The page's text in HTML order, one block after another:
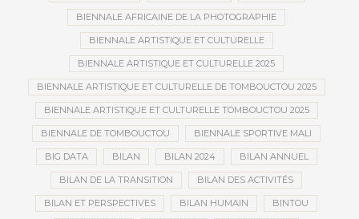
BIENNALE AFRICAINE DE LA PHOTOGRAPHIE
BIENNALE ARTISTIQUE ET CULTURELLE
BIENNALE ARTISTIQUE ET CULTURELLE 2025
BIENNALE ARTISTIQUE ET CULTURELLE DE TOMBOUCTOU 2025
BIENNALE ARTISTIQUE ET CULTURELLE TOMBOUCTOU 2025
BIENNALE DE TOMBOUCTOU BIENNALE SPORTIVE MALI
BIG DATA BILAN BILAN 2024 BILAN ANNUEL
BILAN DE LA TRANSITION BILAN DES ACTIVITÉS
BILAN ET PERSPECTIVES BILAN HUMAIN BINTOU